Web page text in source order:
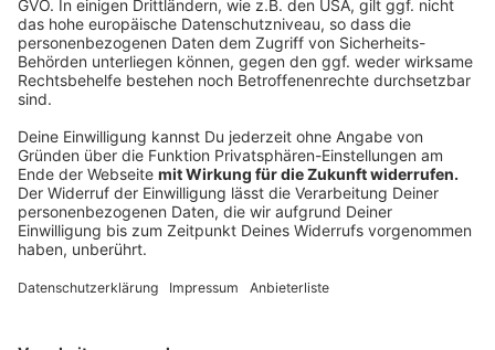
zurückgegangen.
Anzeige
Die Videoüberwachung beschränkt sich weiterhin auf
die Außenbereiche der Schulen und auf Zeiten
außerhalb des Schulbetriebs. Der öffentliche Raum ist
davon nicht betroffen. Sie dient dem Schutz der
Schulen und wirkt präventiv. Nach einer Auswertung
von Schülerinnen und Schülern sowie Beschäftigten